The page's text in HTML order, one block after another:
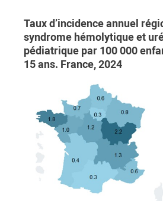
Taux d’incidence annuel
syndrome hémolytique et
pédiatrique par 100 000
15 ans. France, 2024